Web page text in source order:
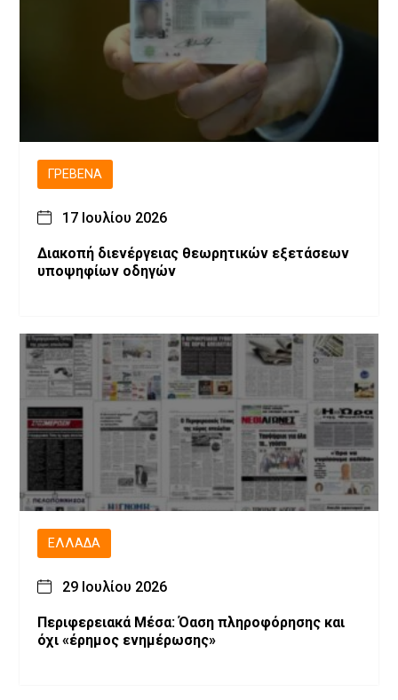
ΓΡΕΒΕΝΆ
17 Ιουλίου 2026
Διακοπή διενέργειας θεωρητικών εξετάσεων
υποψηφίων οδηγών
ΕΛΛΆΔΑ
29 Ιουλίου 2026
Περιφερειακά Μέσα: Όαση πληροφόρησης και
όχι «έρημος ενημέρωσης»